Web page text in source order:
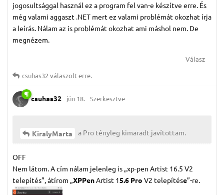
jogosultsággal használ ez a program fel van-e készítve erre. És
még valami aggaszt .NET mert ez valami problémát okozhat írja
a leírás. Nálam az is problémát okozhat ami máshol nem. De
megnézem.
Válasz
csuhas32 válaszolt erre.
csuhas32 jún 18. Szerkesztve
KiralyMarta a Pro tényleg kimaradt javítottam.
OFF
Nem látom. A cím nálam jelenleg is „xp-pen Artist 16.5 V2
telepítés”, átírom „XPPenArtist 15.6 Pro V2 telepítése”-re.